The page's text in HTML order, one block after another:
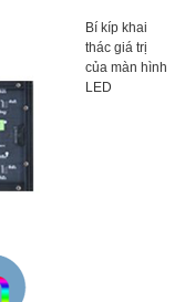
Bí kíp khai
thác giá trị
của màn hình
LED